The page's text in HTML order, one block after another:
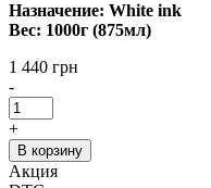
Назначение: White ink
Вес: 1000г (875мл)
1 440 грн
-
+
В корзину
Акция